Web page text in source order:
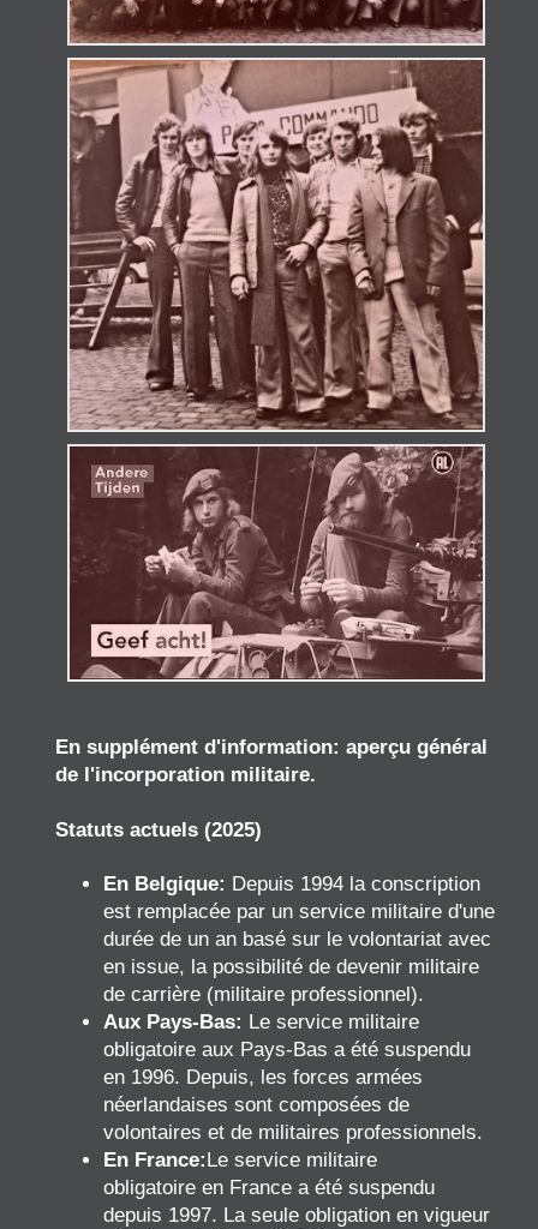
En supplément d'information: aperçu général
de l'incorporation militaire.
Statuts actuels (2025)
En Belgique: Depuis 1994 la conscription
est remplacée par un service militaire d'une
durée de un an basé sur le volontariat avec
en issue, la possibilité de devenir militaire
de carrière (militaire professionnel).
Aux Pays-Bas: Le service militaire
obligatoire aux Pays-Bas a été suspendu
en 1996. Depuis, les forces armées
néerlandaises sont composées de
volontaires et de militaires professionnels.
En France: Le service militaire
obligatoire en France a été suspendu
depuis 1997. La seule obligation en vigueur